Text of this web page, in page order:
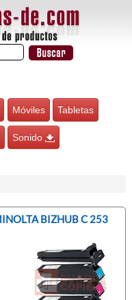
Móviles Tabletas
Sonido
BIZHUB C 253